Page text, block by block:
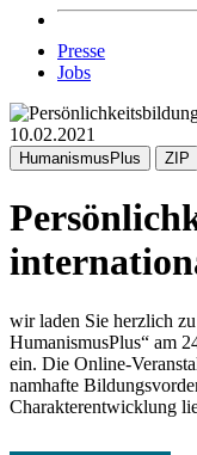
Presse
Jobs
10.02.2021
HumanismusPlus ZIP
wir laden Sie herzlich
HumanismusPlus“ am
ein. Die Online-
namhafte
Charakterentwicklung